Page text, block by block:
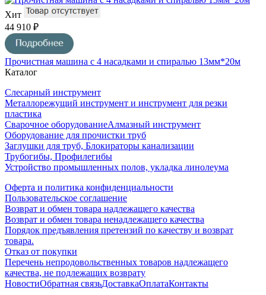
Хит
44 910 ₽
Прочистная машина с 4 насадками и спиралью 13мм*20м
Каталог
Слесарный инструмент
Металлорежущий инструмент и инструмент для резки
пластика
Сварочное оборудованиеАлмазный инструмент
Оборудование для прочистки труб
Заглушки для труб, Блокираторы канализации
Трубогибы, Профилегибы
Устройство промышленных полов, укладка линолеума
Оферта и политика конфиденциальности
Пользовательское соглашение
Возврат и обмен товара надлежащего качества
Возврат и обмен товара ненадлежащего качества
Порядок предъявления претензий по качеству и возврат
товара.
Отказ от покупки
Перечень непродовольственных товаров надлежащего
качества, не подлежащих возврату
НовостиОбратная связьДоставкаОплатаКонтакты